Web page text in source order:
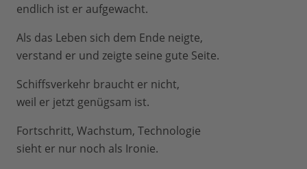
endlich ist er aufgewacht.
Als das Leben sich dem Ende neigte,
verstand er und zeigte seine gute Seite.
Schiffsverkehr braucht er nicht,
weil er jetzt genügsam ist.
Fortschritt, Wachstum, Technologie
sieht er nur noch als Ironie.